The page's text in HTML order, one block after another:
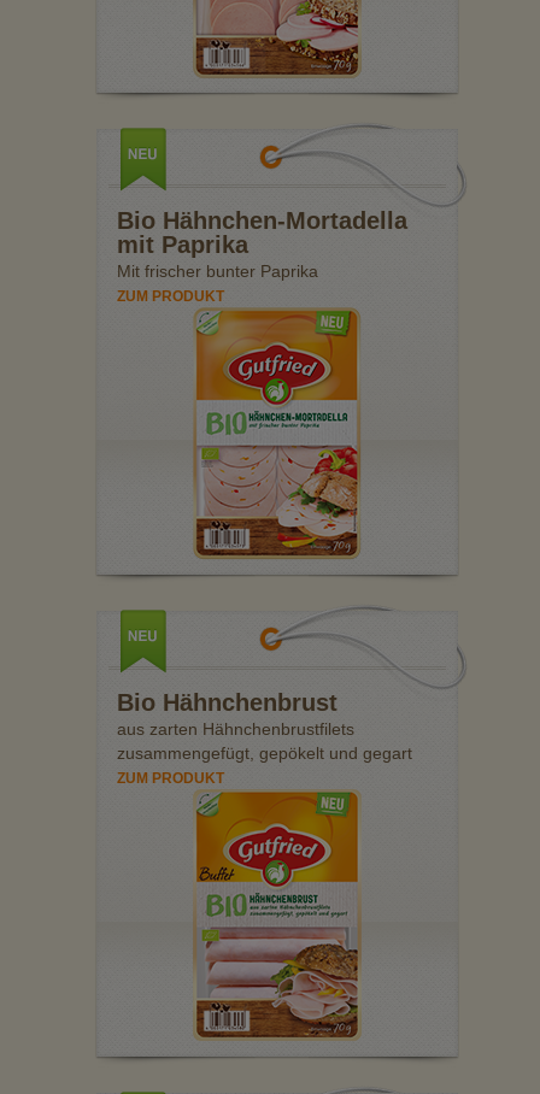
Bio Hähnchen-Mortadella
mit Paprika
Mit frischer bunter Paprika
ZUM PRODUKT
Bio Hähnchenbrust
aus zarten Hähnchenbrustfilets
zusammengefügt, gepökelt und gegart
ZUM PRODUKT